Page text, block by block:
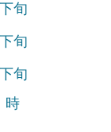
旬
旬
旬